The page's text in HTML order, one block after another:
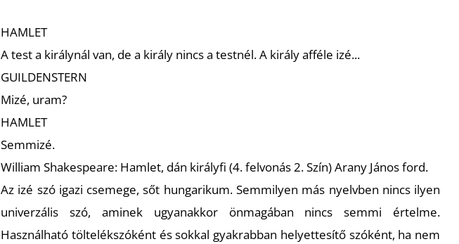
HAMLET
A test a királynál van, de a király nincs a testnél. A király afféle izé...
GUILDENSTERN
Mizé, uram?
HAMLET
Semmizé.
William Shakespeare: Hamlet, dán királyfi (4. felvonás 2. Szín) Arany János ford.
Az izé szó igazi csemege, sőt hungarikum. Semmilyen más nyelvben nincs ilyen
univerzális szó, aminek ugyanakkor önmagában nincs semmi értelme.
Használható töltelékszóként és sokkal gyakrabban helyettesítő szóként, ha nem